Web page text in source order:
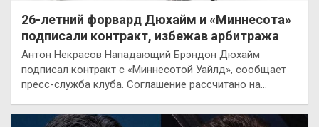
26-летний форвард Дюхайм и «Миннесота»
подписали контракт, избежав арбитража
Антон Некрасов Нападающий Брэндон Дюхайм
подписал контракт с «Миннесотой Уайлд», сообщает
пресс-служба клуба. Соглашение рассчитано на…